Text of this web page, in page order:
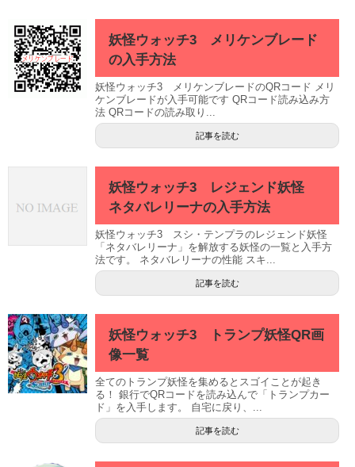
妖怪ウォッチ3 メリケンブレード
の入手方法
妖怪ウォッチ3 メリケンブレードのQRコード メリ
ケンブレードが入手可能です QRコード読み込み方
法 QRコードの読み取り...
記事を読む
妖怪ウォッチ3 レジェンド妖怪
ネタバレリーナの入手方法
妖怪ウォッチ3 スシ・テンプラのレジェンド妖怪
「ネタバレリーナ」を解放する妖怪の一覧と入手方
法です。 ネタバレリーナの性能 スキ...
記事を読む
妖怪ウォッチ3 トランプ妖怪QR画
像一覧
全てのトランプ妖怪を集めるとスゴイことが起き
る！ 銀行でQRコードを読み込んで「トランプカー
ド」を入手します。 自宅に戻り、...
記事を読む